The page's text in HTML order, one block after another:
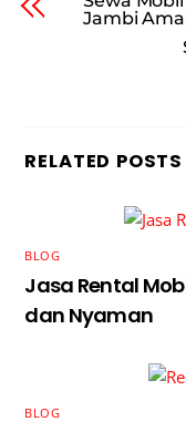
Jambi
RELATED POSTS
BLOG
Jasa Rental
dan Nyaman
BLOG